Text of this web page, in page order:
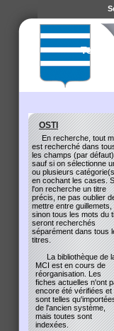
OSTI
En recherche, tout
est recherché dans
les champs (par défaut)
sauf si on sélectionne
ou plusieurs
en cochant les cases.
l'on recherche un titre
précis, ne pas oublier
mettre entre guillemets,
sinon tous les mots du
seront recherchés
séparément dans tous
titres.
La bibliothèque de
MCI est en cours de
réorganisation. Les
fiches actuelles n'ont
encore été vérifiées et
sont telles
de l'ancien système,
mais toutes sont
indexées.